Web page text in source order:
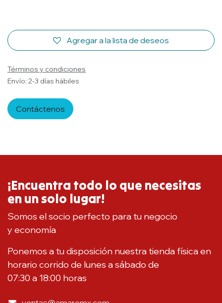
Agregar a la lista de deseos
Términos y condiciones
Envío: 2-3 días hábiles
Contáctenos
¡Encuentra todo lo que necesitas
en un solo lugar!
Somos el socio perfecto para tu negocio
y economía
Ponemos a tu disposición nuestra tienda física en
horario corrido de lunes a sábado de
07:30 a 18:00 horas